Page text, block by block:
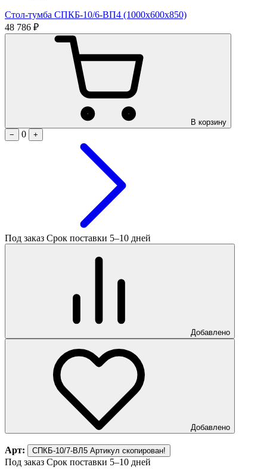
Стол-тумба СПКБ-10/6-ВП4 (1000х600х850)
48 786 ₽
В корзину
−
0 +
Под заказ Срок поставки 5–10 дней
Добавлено
Добавлено
Арт: СПКБ-10/7-ВЛ5 Артикул скопирован!
Под заказ Срок поставки 5–10 дней